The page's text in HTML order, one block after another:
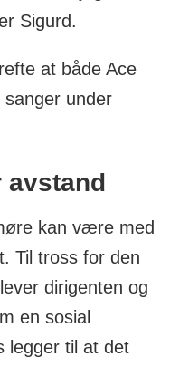
Sigurd.
at både Ace
under
kan være med
Til tross for den
dirigenten og
en sosial
legger til at det